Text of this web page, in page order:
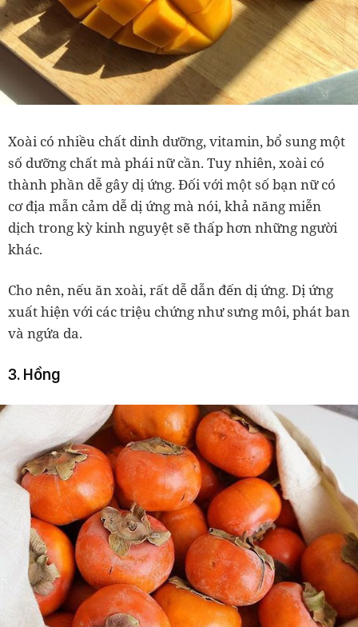
Xoài có nhiều chất dinh dưỡng, vitamin, bổ sung một
số dưỡng chất mà phái nữ cần. Tuy nhiên, xoài có
thành phần dễ gây dị ứng. Đối với một số bạn nữ có
cơ địa mẫn cảm dễ dị ứng mà nói, khả năng miễn
dịch trong kỳ kinh nguyệt sẽ thấp hơn những người
khác.
Cho nên, nếu ăn xoài, rất dễ dẫn đến dị ứng. Dị ứng
xuất hiện với các triệu chứng như sưng môi, phát ban
và ngứa da.
3. Hồng